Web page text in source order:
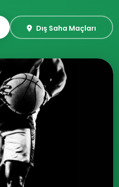
Dış Saha Maçları